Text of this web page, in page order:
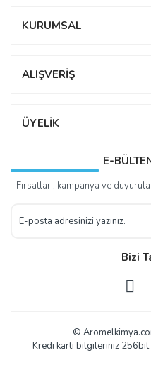
KURUMSAL
ALIŞVERİŞ
ÜYELİK
E-
Fırsatları, kampanya ve
Bizi
©
Kredi kartı bilgileriniz 256bit